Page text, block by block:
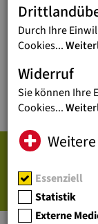
WELT
Durch Ihre
Cookies...
Widerruf
Sie können Ihre
Cookies...
Essenziell
Statistik
Externe